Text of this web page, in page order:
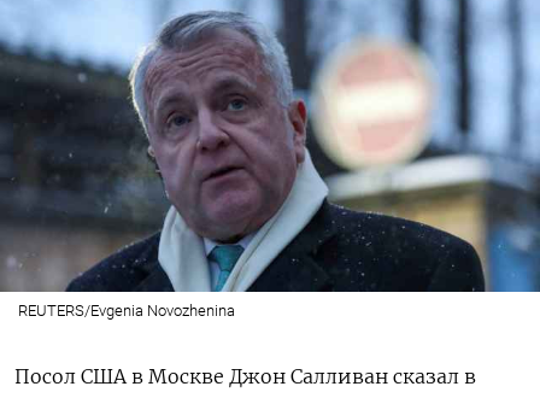
REUTERS/Evgenia Novozhenina
Посол США в Москве Джон Салливан сказал в